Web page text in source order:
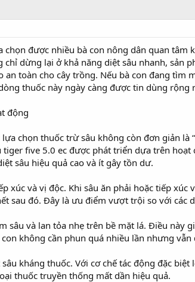
được nhiều bà con nông dân quan tâm
dừng lại ở khả năng diệt sâu nhanh, sản
an toàn cho cây trồng. Nếu bà con đang tìm
thuốc này ngày càng được tin dùng rộng
động
chọn thuốc trừ sâu không còn đơn giản là
five 5.0 ec được phát triển dựa trên
sâu hiệu quả cao và ít gây tồn dư.
xúc và vị độc. Khi sâu ăn phải hoặc tiếp
sau đó. Đây là ưu điểm vượt trội so với các
sâu và lan tỏa nhẹ trên bề mặt lá. Điều này
không cần phun quá nhiều lần nhưng vẫn
kháng thuốc. Với cơ chế tác động đặc
thuốc truyền thống mất dần hiệu quả.